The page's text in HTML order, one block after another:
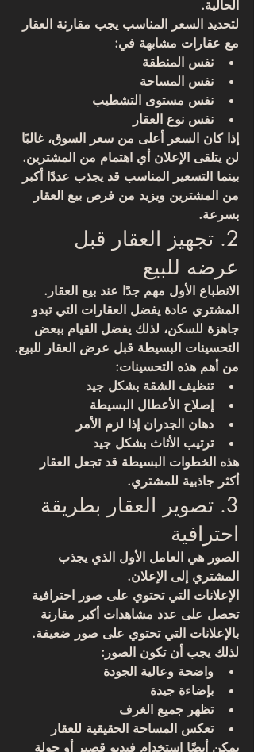
الحالية.
لتحديد السعر المناسب يجب مقارنة العقار
مع عقارات مشابهة في:
نفس المنطقة
نفس المساحة
نفس مستوى التشطيب
نفس نوع العقار
إذا كان السعر أعلى من سعر السوق، غالبًا
لن يتلقى الإعلان أي اهتمام من المشترين.
بينما التسعير المناسب قد يجذب عددًا أكبر
من المشترين ويزيد من فرص بيع العقار
بسرعة.
2. تجهيز العقار قبل
عرضه للبيع
الانطباع الأول مهم جدًا عند بيع العقار.
المشتري عادة يفضل العقارات التي تبدو
جاهزة للسكن، لذلك يفضل القيام ببعض
التحسينات البسيطة قبل عرض العقار للبيع.
من أهم هذه التحسينات:
تنظيف الشقة بشكل جيد
إصلاح الأعطال البسيطة
دهان الجدران إذا لزم الأمر
ترتيب الأثاث بشكل جيد
هذه الخطوات البسيطة قد تجعل العقار
أكثر جاذبية للمشتري.
3. تصوير العقار بطريقة
احترافية
الصور هي العامل الأول الذي يجذب
المشتري إلى الإعلان.
الإعلانات التي تحتوي على صور احترافية
تحصل على عدد مشاهدات أكبر مقارنة
بالإعلانات التي تحتوي على صور ضعيفة.
لذلك يجب أن تكون الصور:
واضحة وعالية الجودة
بإضاءة جيدة
تظهر جميع الغرف
تعكس المساحة الحقيقية للعقار
يمكن أيضًا استخدام فيديو قصير أو جولة